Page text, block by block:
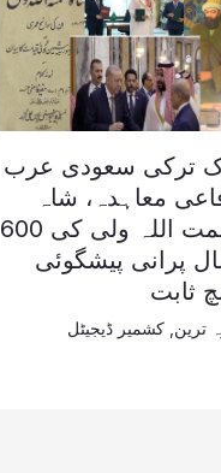
ترکی سعودی عرب
معاہدہ، شاہ
نعمت اللہ ولی کی 600
پرانی پیشگوئی
ثابت
ترین ,کشمیر ڈیجیٹل